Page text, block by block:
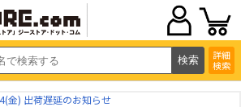
詳細
検索
金) 出荷遅延のお知らせ